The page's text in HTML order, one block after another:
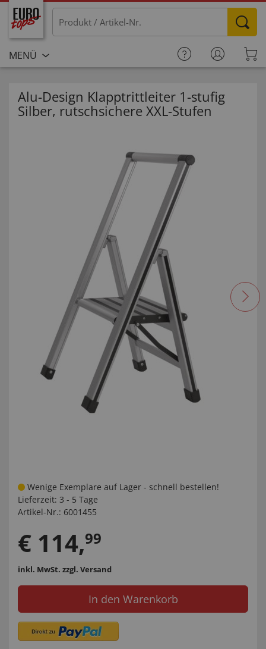
MENÜ
Alu-Design Klapptrittleiter 1-stufig
Silber, rutschsichere XXL-Stufen
Wenige Exemplare auf Lager - schnell bestellen!
Lieferzeit: 3 - 5 Tage
Artikel-Nr.: 6001455
€ 114,99
inkl. MwSt. zzgl. Versand
In den Warenkorb